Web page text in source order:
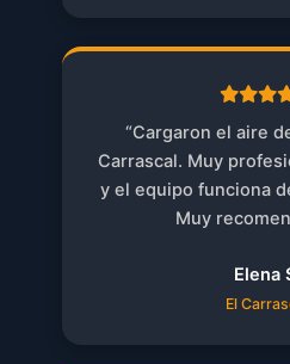
“Cargaron el aire
Carrascal. Muy
y el equipo funciona
Muy
Elena
El